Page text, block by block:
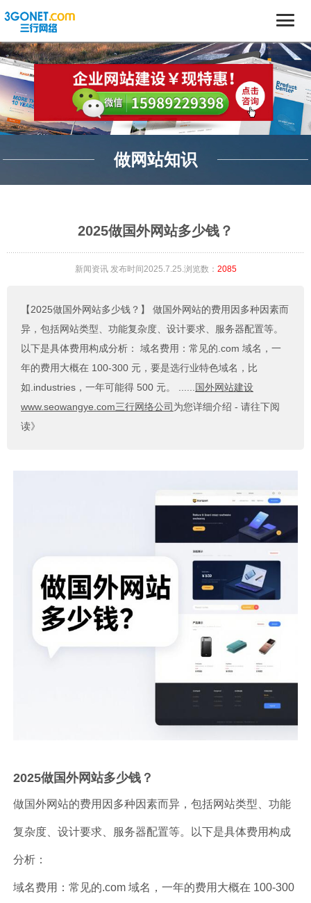
做网站知识
2025做国外网站多少钱？
新闻资讯发布时间2025.7.25.浏览数： 2085
【2025做国外网站多少钱？】
做国外网站的费用因多种因素而
异，包括网站类型、功能复杂度、设计要求、服务器配置等。
以下是具体费用构成分析： 域名费用：常见的.com 域名，一
年的费用大概在 100-300 元，要是选行业特色域名，比
如.industries，一年可能得 500 元。 ......国外网站建设
www.seowangye.com三行网络公司 为您详细介绍 - 请往下阅
读》
2025做国外网站多少钱？
做国外网站的费用因多种因素而异，包括网站类型、功能
复杂度、设计要求、服务器配置等。以下是具体费用构成
分析：
域名费用：常见的.com 域名，一年的费用大概在 100-300